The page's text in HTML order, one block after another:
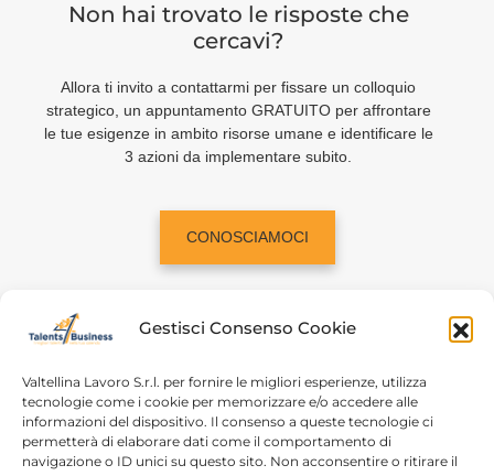
Gestisci Consenso Cookie
Valtellina Lavoro S.r.l. per fornire le migliori esperienze, utilizza
tecnologie come i cookie per memorizzare e/o accedere alle
informazioni del dispositivo. Il consenso a queste tecnologie ci
permetterà di elaborare dati come il comportamento di
navigazione o ID unici su questo sito. Non acconsentire o ritirare il
Non hai trovato le risposte che
cercavi?
Allora ti invito a contattarmi per fissare un colloquio
strategico, un appuntamento GRATUITO per affrontare
le tue esigenze in ambito risorse umane e identificare le
3 azioni da implementare subito.
CONOSCIAMOCI
Home
Login
Chi siamo
Conosciamoci